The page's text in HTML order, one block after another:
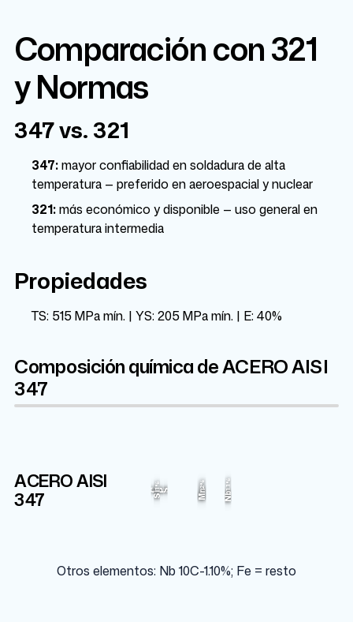
Comparación con 321
y Normas
347 vs. 321
347:mayor confiabilidad en soldadura de alta
temperatura — preferido en aeroespacial y nuclear
321:más económico y disponible — uso general en
temperatura intermedia
Propiedades
TS: 515 MPa mín. | YS: 205 MPa mín. | E: 40%
Composición química de ACERO AISI
347
ACERO AISI
347
Ni
10.5%
C
Si
1%P
S Mn
2%
Nb
1.1%
Otros elementos: Nb 10C-1.10%; Fe = resto